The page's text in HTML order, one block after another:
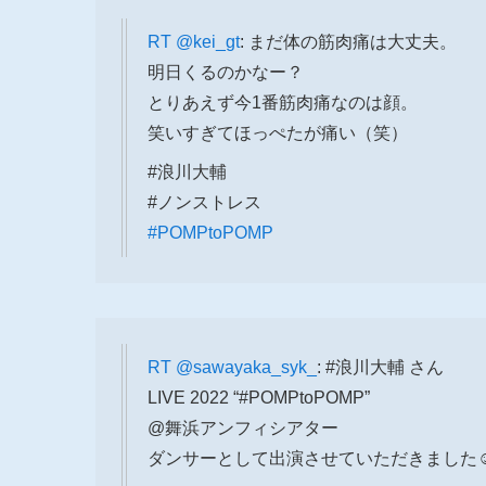
RT @kei_gt: まだ体の筋肉痛は大丈夫。
明日くるのかなー？
とりあえず今1番筋肉痛なのは顔。
笑いすぎてほっぺたが痛い（笑）
#浪川大輔
#ノンストレス
#POMPtoPOMP
RT @sawayaka_syk_ : #浪川大輔 さん
LIVE 2022 “#POMPtoPOMP”
@舞浜アンフィシアター
ダンサーとして出演させていただきまし